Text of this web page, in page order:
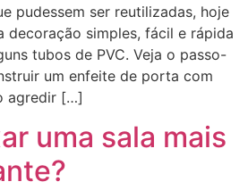
pudessem ser reutilizadas, hoje
decoração simples, fácil e rápida
tubos de PVC. Veja o passo-
um enfeite de porta com
agredir […]
uma sala mais